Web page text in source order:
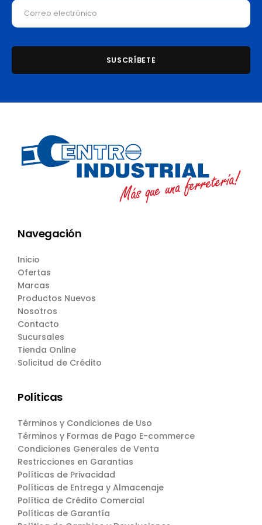
Navegación
Inicio
Ofertas
Marcas
Productos Nuevos
Nosotros
Contacto
Sucursales
Tienda Online
Solicitud de Crédito
Políticas
Términos y Condiciones de Uso
Términos y Formas de Pago E-commerce
Condiciones Generales de Venta
Restricciones en Garantias
Políticas de Privacidad
Políticas de Entrega y Almacenaje
Política de Crédito Comercial
Políticas de Garantía